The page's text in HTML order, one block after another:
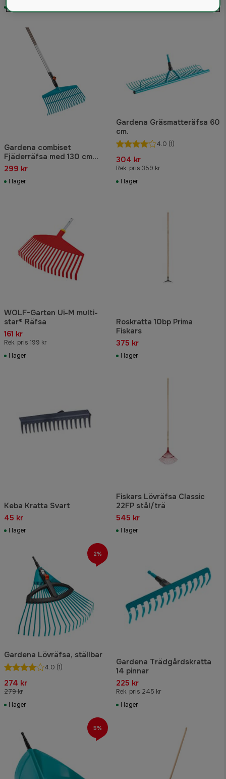
Gardena combiset
Fjäderräfsa med 130 cm
skaft
299 kr
I lager
Gardena Gräsmatteräfsa 60
cm.
4.0 (1)
304 kr
Rek. pris 359 kr
I lager
WOLF-Garten Ui-M multi-
star® Räfsa
161 kr
Rek. pris 199 kr
I lager
Roskratta 10bp Prima
Fiskars
375 kr
I lager
Keba Kratta Svart
45 kr
I lager
Fiskars Lövräfsa Classic
22FP stål/trä
545 kr
I lager
Gardena Lövräfsa, ställbar
4.0 (1)
274 kr
279 kr
I lager
2%
Gardena Trädgårdskratta
14 pinnar
225 kr
Rek. pris 245 kr
I lager
5%